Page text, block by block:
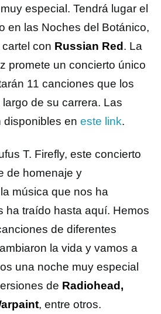
especial. Tendrá lugar el
en las Noches del Botánico,
con Russian Red . La
promete un concierto único
11 canciones que los
de su carrera. Las
disponibles en este link.
T. Firefly, este concierto
de homenaje y
música que nos ha
ha traído hasta aquí. Hemos
de diferentes
la vida y vamos a
una noche muy especial
de Radiohead,
, entre otros.